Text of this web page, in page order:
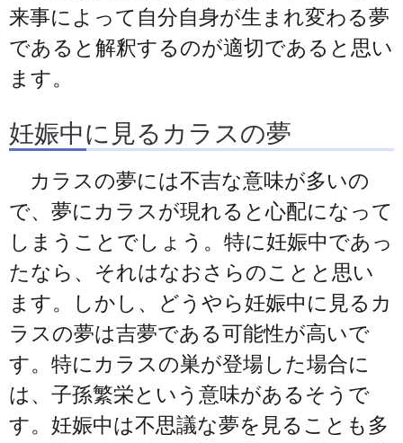
来事によって自分自身が生まれ変わる夢
であると解釈するのが適切であると思い
ます。
妊娠中に見るカラスの夢
カラスの夢には不吉な意味が多いの
で、夢にカラスが現れると心配になって
しまうことでしょう。特に妊娠中であっ
たなら、それはなおさらのことと思い
ます。しかし、どうやら妊娠中に見るカ
ラスの夢は吉夢である可能性が高いで
す。特にカラスの巣が登場した場合に
は、子孫繁栄という意味があるそうで
す。妊娠中は不思議な夢を見ることも多